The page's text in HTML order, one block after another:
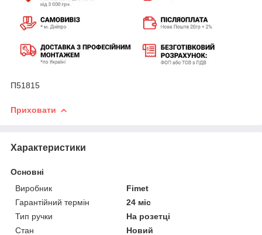
П51815
Приховати
Характеристики
Основні
Виробник
Fimet
Гарантійний термін
24 міс
Тип ручки
На розетці
Стан
Новий